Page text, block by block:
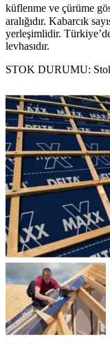
küflenme ve çürüme
aralığıdır. Kabarcık
yerleşimlidir.
levhasıdır.
STOK DURUMU: